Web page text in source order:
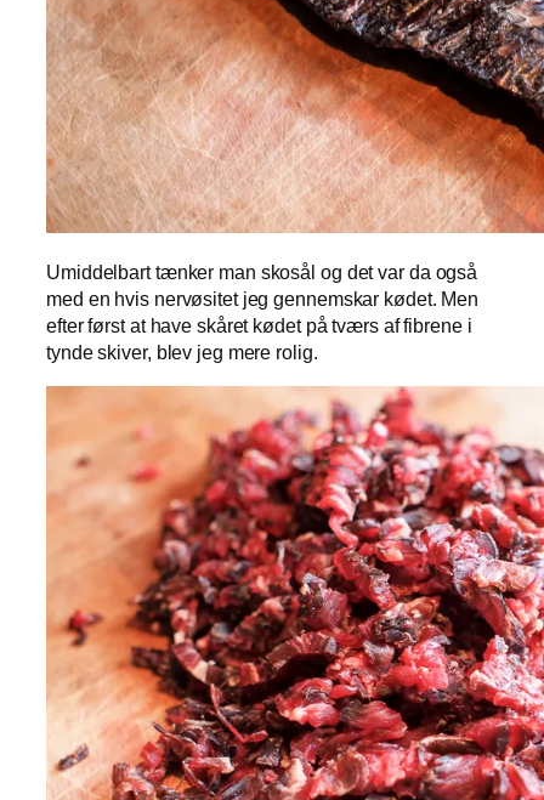
Umiddelbart tænker man skosål og det var da også
med en hvis nervøsitet jeg gennemskar kødet. Men
efter først at have skåret kødet på tværs af fibrene i
tynde skiver, blev jeg mere rolig.